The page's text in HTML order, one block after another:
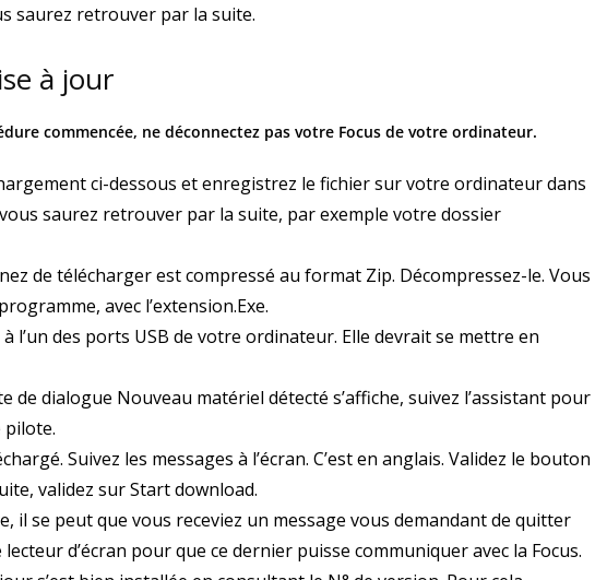
saurez retrouver par la suite.
à jour
commencée, ne déconnectez pas votre Focus de votre ordinateur.
ci-dessous et enregistrez le fichier sur votre ordinateur dans
saurez retrouver par la suite, par exemple votre dossier
de télécharger est compressé au format Zip. Décompressez-le. Vous
avec l’extension.Exe.
l’un des ports USB de votre ordinateur. Elle devrait se mettre en
de dialogue Nouveau matériel détecté s’affiche, suivez l’assistant pour
pilote.
Suivez les messages à l’écran. C’est en anglais. Validez le bouton
validez sur Start download.
il se peut que vous receviez un message vous demandant de quitter
d’écran pour que ce dernier puisse communiquer avec la Focus.